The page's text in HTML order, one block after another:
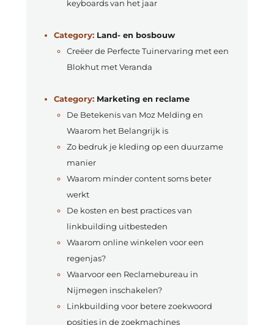
keyboards van het jaar
Category: Land- en bosbouw
Creëer de Perfecte Tuinervaring met een
Blokhut met Veranda
Category: Marketing en reclame
De Betekenis van Moz Melding en
Waarom het Belangrijk is
Zo bedruk je kleding op een duurzame
manier
Waarom minder content soms beter
werkt
De kosten en best practices van
linkbuilding uitbesteden
Waarom online winkelen voor een
regenjas?
Waarvoor een Reclamebureau in
Nijmegen inschakelen?
Linkbuilding voor betere zoekwoord
posities in de zoekmachines